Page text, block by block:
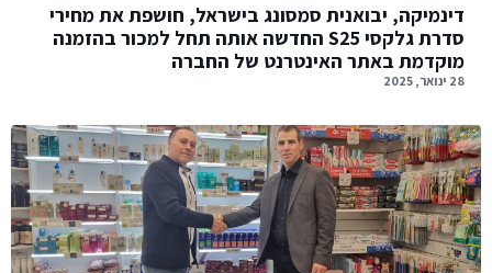
דינמיקה, יבואנית סמסונג בישראל, חושפת את מחירי
סדרת גלקסי S25 החדשה אותה תחל למכור בהזמנה
מוקדמת באתר האינטרנט של החברה
28 ינואר, 2025